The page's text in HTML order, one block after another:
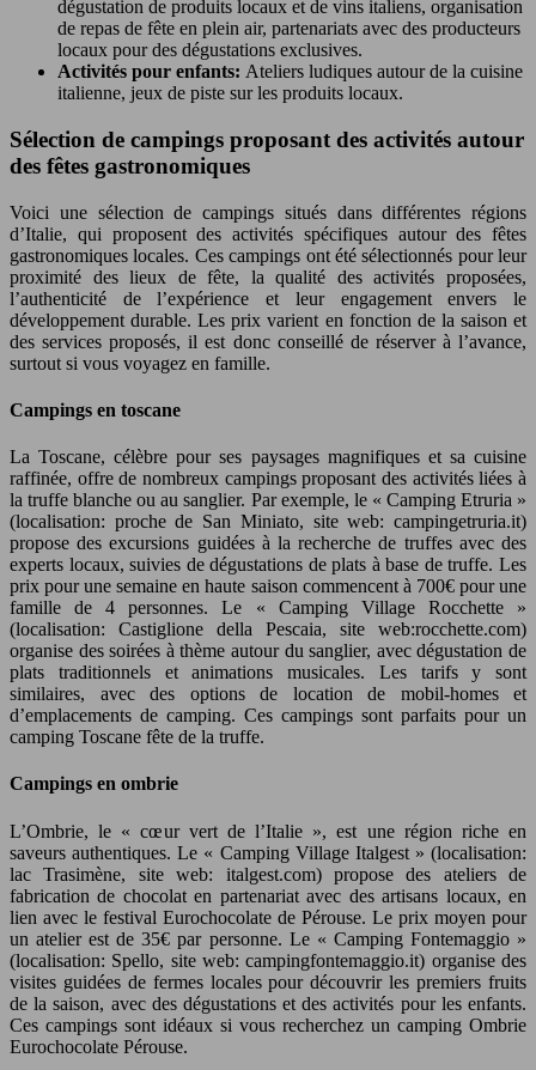
dégustation de produits locaux et de vins italiens, organisation
de repas de fête en plein air, partenariats avec des producteurs
locaux pour des dégustations exclusives.
Activités pour enfants: Ateliers ludiques autour de la cuisine
italienne, jeux de piste sur les produits locaux.
Sélection de campings proposant des activités autour
des fêtes gastronomiques
Voici une sélection de campings situés dans différentes régions
d’Italie, qui proposent des activités spécifiques autour des fêtes
gastronomiques locales. Ces campings ont été sélectionnés pour leur
proximité des lieux de fête, la qualité des activités proposées,
l’authenticité de l’expérience et leur engagement envers le
développement durable. Les prix varient en fonction de la saison et
des services proposés, il est donc conseillé de réserver à l’avance,
surtout si vous voyagez en famille.
Campings en toscane
La Toscane, célèbre pour ses paysages magnifiques et sa cuisine
raffinée, offre de nombreux campings proposant des activités liées à
la truffe blanche ou au sanglier. Par exemple, le « Camping Etruria »
(localisation: proche de San Miniato, site web: campingetruria.it)
propose des excursions guidées à la recherche de truffes avec des
experts locaux, suivies de dégustations de plats à base de truffe. Les
prix pour une semaine en haute saison commencent à 700€ pour une
famille de 4 personnes. Le « Camping Village Rocchette »
(localisation: Castiglione della Pescaia, site web:rocchette.com)
organise des soirées à thème autour du sanglier, avec dégustation de
plats traditionnels et animations musicales. Les tarifs y sont
similaires, avec des options de location de mobil-homes et
d’emplacements de camping. Ces campings sont parfaits pour un
camping Toscane fête de la truffe.
Campings en ombrie
L’Ombrie, le « cœur vert de l’Italie », est une région riche en
saveurs authentiques. Le « Camping Village Italgest » (localisation:
lac Trasimène, site web: italgest.com) propose des ateliers de
fabrication de chocolat en partenariat avec des artisans locaux, en
lien avec le festival Eurochocolate de Pérouse. Le prix moyen pour
un atelier est de 35€ par personne. Le « Camping Fontemaggio »
(localisation: Spello, site web: campingfontemaggio.it) organise des
visites guidées de fermes locales pour découvrir les premiers fruits
de la saison, avec des dégustations et des activités pour les enfants.
Ces campings sont idéaux si vous recherchez un camping Ombrie
Eurochocolate Pérouse.